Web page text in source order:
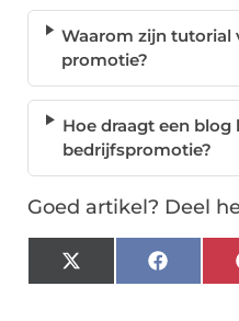
Waarom zijn tutorial
promotie?
Hoe draagt een blog
bedrijfspromotie?
Goed artikel? Deel
X
(Twitter)